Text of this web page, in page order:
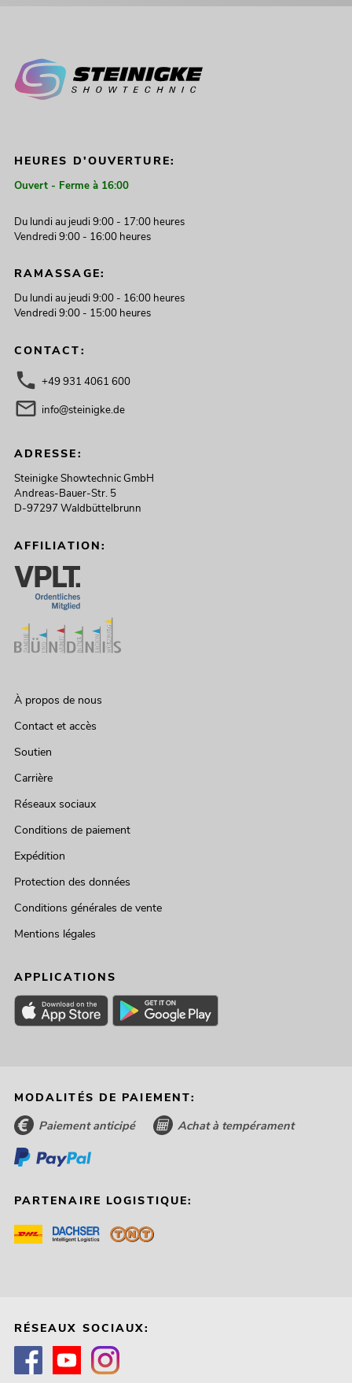
HEURES D'OUVERTURE:
Ouvert - Ferme à 16:00
Du lundi au jeudi 9:00 - 17:00 heures
Vendredi 9:00 - 16:00 heures
RAMASSAGE:
Du lundi au jeudi 9:00 - 16:00 heures
Vendredi 9:00 - 15:00 heures
CONTACT:
+49 931 4061 600
info@steinigke.de
ADRESSE:
Steinigke Showtechnic GmbH
Andreas-Bauer-Str. 5
D-97297 Waldbüttelbrunn
AFFILIATION:
À propos de nous
Contact et accès
Soutien
Carrière
Réseaux sociaux
Conditions de paiement
Expédition
Protection des données
Conditions générales de vente
Mentions légales
APPLICATIONS
MODALITÉS DE PAIEMENT:
Paiement anticipé Achat à tempérament
PARTENAIRE LOGISTIQUE:
RÉSEAUX SOCIAUX: